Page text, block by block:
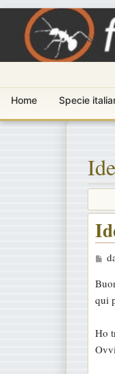
Home Specie
M
s
s
g
g
qui
Ho